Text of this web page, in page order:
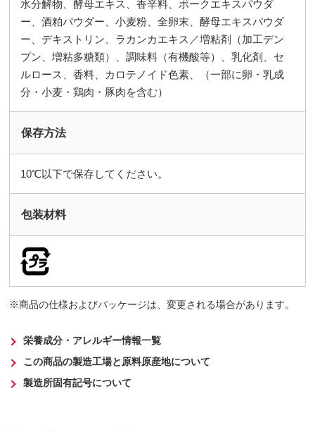
水分解物、酵母エキス、香辛料、ポークエキスパウダ
ー、酒粕パウダー、小麦粉、全卵末、酵母エキスパウダ
ー、デキストリン、ラカンカエキス／増粘剤（加工デン
プン、増粘多糖類）、調味料（有機酸等）、乳化剤、セ
ルロース、香料、カロテノイド色素、（一部に卵・乳成
分・小麦・鶏肉・豚肉を含む）
保存方法
10℃以下で保存してください。
包装材料
商品の仕様およびパッケージは、変更される場合があります。
栄養成分・アレルギー情報一覧
この商品の製造工場と原料原産地について
製造所固有記号について